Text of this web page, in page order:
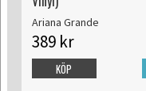
Ariana Grande
389 kr
KÖP